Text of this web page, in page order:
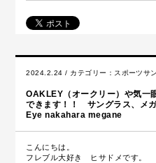
2024.2.24 / カテゴリー： スポーツサ
OAKLEY（オークリー）や気
できます！！ サングラス、
Eye nakahara megane
こんにちは。
フレブル大好き ヒサドメです。